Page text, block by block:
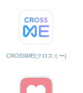
CROSSME(クロスミー)